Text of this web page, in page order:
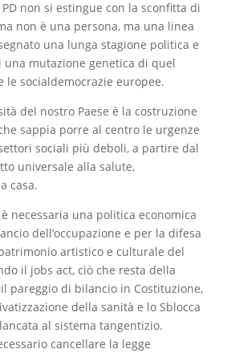
PD non si estingue con la sconfitta di
non è una persona, ma una linea
una lunga stagione politica e
mutazione genetica di quel
socialdemocrazie europee.
del nostro Paese è la costruzione
sappia porre al centro le urgenze
sociali più deboli, a partire dal
universale alla salute,
casa.
necessaria una politica economica
dell’occupazione e per la difesa
artistico e culturale del
il jobs act, ciò che resta della
il pareggio di bilancio in Costituzione,
della sanità e lo Sblocca
al sistema tangentizio.
cancellare la legge